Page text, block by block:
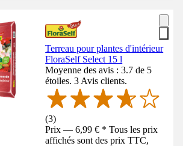
Terreau pour plantes d'intérieur
FloraSelf Select 15 l
Moyenne des avis : 3.7 de 5
étoiles. 3 Avis clients.
(3)
Prix — 6,99 € * Tous les prix
affichés sont des prix TTC,